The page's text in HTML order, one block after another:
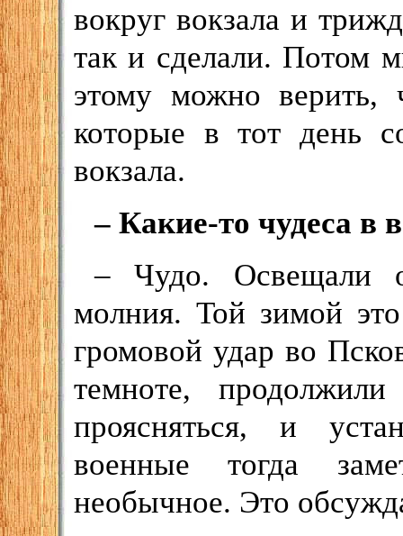
вокруг вокзала и
так и сделали. Потом
этому можно верить,
которые в тот день
вокзала.
– Какие-то чудеса в
– Чудо. Освещали
молния. Той зимой
громовой удар во
темноте,
проясняться, и
военные тогда
необычное. Это